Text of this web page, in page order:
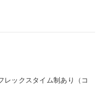
レックスタイム制あり（コ